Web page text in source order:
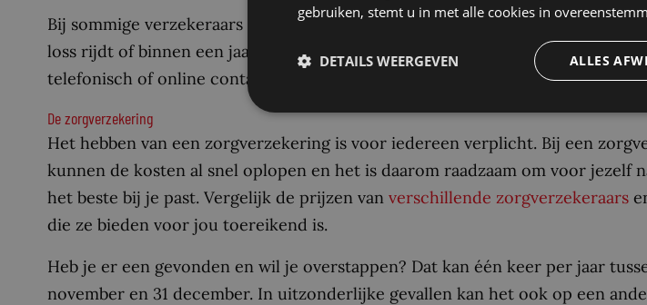
Bij sommige verzekeraars kun je al wel in het eerste jaar opzeggen. Ook als
loss rijdt of binnen een jaar verkoopt, kun je direct opzeggen. Het beste kun
telefonisch of online contact opnemen met je verzekeraar.
De zorgverzekering
Het hebben van een zorgverzekering is voor iedereen verplicht. Bij een
kunnen de kosten al snel oplopen en het is daarom raadzaam om voor jezelf
het beste bij je past. Vergelijk de prijzen van verschillende zorgverzekeraars
die ze bieden voor jou toereikend is.
Heb je er een gevonden en wil je overstappen? Dat kan één keer per jaar
november en 31 december. In uitzonderlijke gevallen kan het ook op een
gebruiken, stemt u in met alle cookies in
ALLES
DETAILS WEERGEVEN